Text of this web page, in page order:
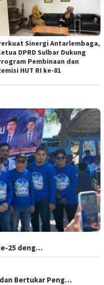
Sinergi Antarlembaga,
DPRD Sulbar Dukung
Pembinaan dan
HUT RI ke-81
25 deng…
Bertukar Peng…